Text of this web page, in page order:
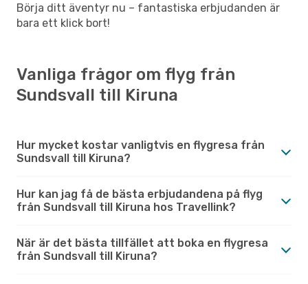
Börja ditt äventyr nu – fantastiska erbjudanden är
bara ett klick bort!
Vanliga frågor om flyg från
Sundsvall till Kiruna
Hur mycket kostar vanligtvis en flygresa från
Sundsvall till Kiruna?
Hur kan jag få de bästa erbjudandena på flyg
från Sundsvall till Kiruna hos Travellink?
När är det bästa tillfället att boka en flygresa
från Sundsvall till Kiruna?